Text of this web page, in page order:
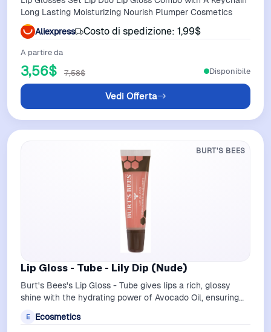
Long Lasting Moisturizing Nourish Plumper Cosmetics
Aliexpress
Costo di spedizione: 1,99$
A partire da
3,56$ 7,58$
Vedi Offerta
Disponibile
BURT'S BEES
Lip Gloss - Tube - Lily Dip (Nude)
Burt's Bees's Lip Gloss - Tube gives lips a rich, glossy
shine with the hydrating power of Avocado Oil, ensuring
E Ecosmetics